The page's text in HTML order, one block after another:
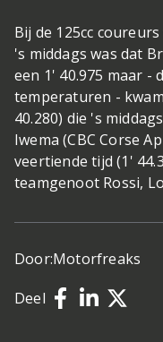
Bij de 125cc
's middags was dat
een 1' 40.975 maar -
temperaturen -
40.280) die 's
Iwema (CBC Corse
veertiende tijd (1'
teamgenoot Rossi,
Door:Motorfreaks
Deel